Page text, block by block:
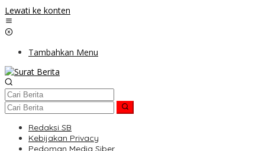
Lewati ke konten
Tambahkan Menu
Redaksi SB
Kebijakan Privacy
Pedoman Media Siber